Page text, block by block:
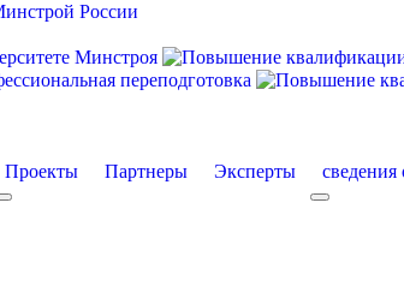
Проекты
More about: Проекты
Партнеры Эксперты сведения
More about: